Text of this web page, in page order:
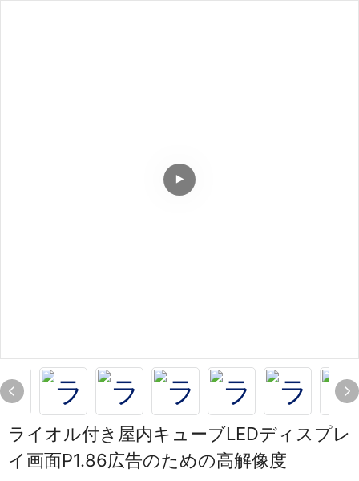
ライオル付き屋内キューブLEDディスプレ
イ画面P1.86広告のための高解像度